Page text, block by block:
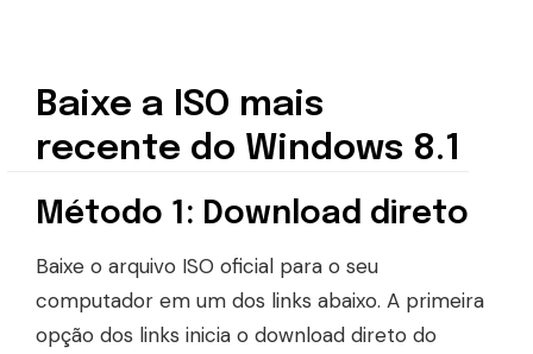
Baixe a ISO mais
recente do Windows 8.1
Método 1: Download direto
Baixe o arquivo ISO oficial para o seu
computador em um dos links abaixo. A primeira
opção dos links inicia o download direto do